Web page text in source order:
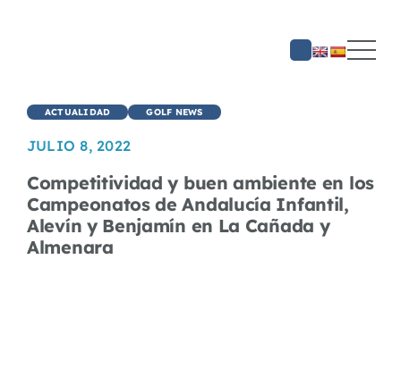
ACTUALIDAD GOLF NEWS
JULIO 8, 2022
Competitividad y buen ambiente en los
Campeonatos de Andalucía Infantil,
Alevín y Benjamín en La Cañada y
Almenara